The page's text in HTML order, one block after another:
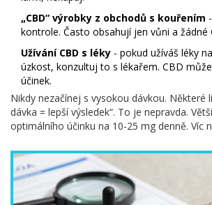
„CBD“ výrobky z obchodů s kouřením
kontrole. Často obsahují jen vůni a žádné
Užívání CBD s léky - pokud užíváš léky
úzkost, konzultuj to s lékařem. CBD
účinek.
Nikdy nezačínej s vysokou dávkou. Některé
dávka = lepší výsledek“. To je nepravda.
optimálního účinku na 10-25 mg denně. Víc